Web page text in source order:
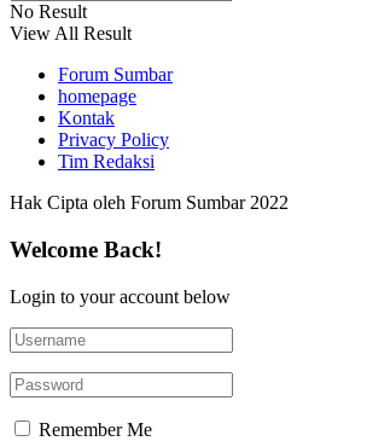
No Result
View All Result
Forum Sumbar
homepage
Kontak
Privacy Policy
Tim Redaksi
Hak Cipta oleh Forum Sumbar 2022
Welcome Back!
Login to your account below
Remember Me